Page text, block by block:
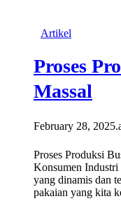
Artikel
Proses
Massal
February 28, 2025.
Proses Produksi
Konsumen Industri
yang dinamis dan
pakaian yang kita